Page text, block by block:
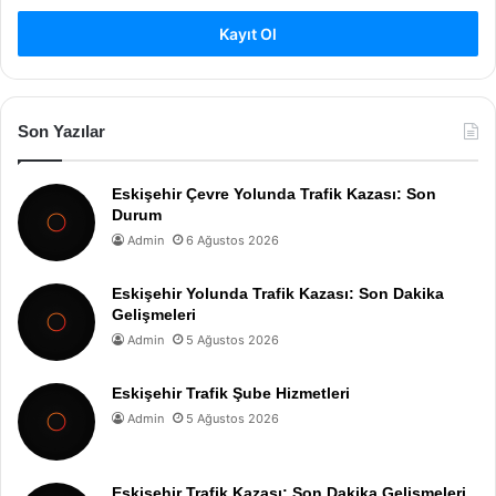
Kayıt Ol
Son Yazılar
Eskişehir Çevre Yolunda Trafik Kazası: Son
Durum
Admin 6 Ağustos 2026
Eskişehir Yolunda Trafik Kazası: Son Dakika
Gelişmeleri
Admin 5 Ağustos 2026
Eskişehir Trafik Şube Hizmetleri
Admin 5 Ağustos 2026